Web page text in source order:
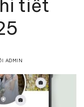
tiết
ADMIN